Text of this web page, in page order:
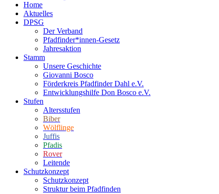
Home
Aktuelles
DPSG
Der Verband
Pfadfinder*innen-Gesetz
Jahresaktion
Stamm
Unsere Geschichte
Giovanni Bosco
Förderkreis Pfadfinder Dahl e.V.
Entwicklungshilfe Don Bosco e.V.
Stufen
Altersstufen
Biber
Wölflinge
Juffis
Pfadis
Rover
Leitende
Schutzkonzept
Schutzkonzept
Struktur beim Pfadfinden